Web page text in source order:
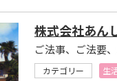
株式会社あん
ご法事、ご法要
カテゴリー 生